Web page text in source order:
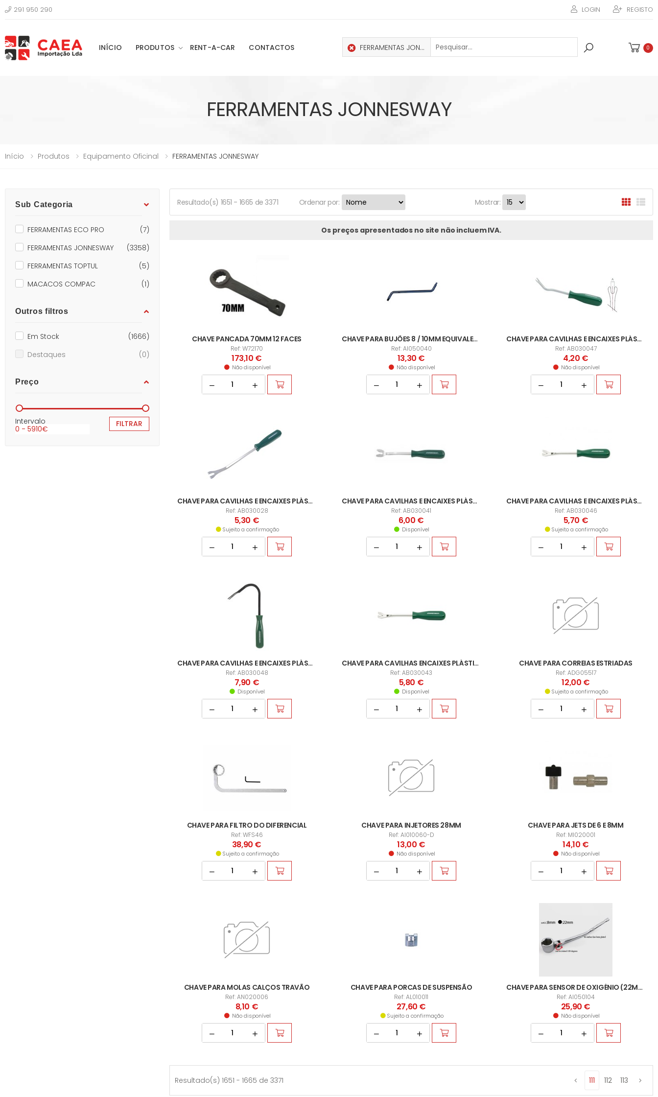
291 950 290 LOGIN REGISTO
INÍCIO PRODUTOS RENT-A-CAR CONTACTOS 0
FERRAMENTAS JONNESWAY
FERRAMENTAS JONNESWAY
Início Produtos Equipamento Oficinal FERRAMENTAS JONNESWAY
Resultado(s) 1651 - 1665 de 3371 Ordenar por: Mostrar:
Os preços apresentados no site não incluem IVA.
CHAVE PANCADA 70MM 12 FACES
Ref: W72170
173,10 €
Não disponível
CHAVE PARA BUJÕES 8 / 10MM EQUIVALENCIA
Ref: AI050040
13,30 €
Não disponível
CHAVE PARA CAVILHAS E ENCAIXES PLÁSTICOS
Ref: AB030047
4,20 €
Não disponível
CHAVE PARA CAVILHAS E ENCAIXES PLÁSTICOS
Ref: AB030028
5,30 €
Sujeito a confirmação
CHAVE PARA CAVILHAS E ENCAIXES PLÁSTICOS
Ref: AB030041
6,00 €
Disponível
CHAVE PARA CAVILHAS E ENCAIXES PLÁSTICOS EXP2
Ref: AB030046
5,70 €
Sujeito a confirmação
CHAVE PARA CAVILHAS E ENCAIXES PLÁSTICOS (EXP2)
Ref: AB030048
7,90 €
Disponível
CHAVE PARA CAVILHAS ENCAIXES PLÁSTICOS "V"
Ref: AB030043
5,80 €
Disponível
CHAVE PARA CORREIAS ESTRIADAS
Ref: ADG05517
12,00 €
Sujeito a confirmação
CHAVE PARA FILTRO DO DIFERENCIAL
Ref: WFS46
38,90 €
Sujeito a confirmação
CHAVE PARA INJETORES 28MM
Ref: AI010060-D
13,00 €
Não disponível
CHAVE PARA JETS DE 6 E 8MM
Ref: MI020001
14,10 €
Não disponível
CHAVE PARA MOLAS CALÇOS TRAVÃO
Ref: AN020006
8,10 €
Não disponível
CHAVE PARA PORCAS DE SUSPENSÃO
Ref: AL010011
27,60 €
Sujeito a confirmação
CHAVE PARA SENSOR DE OXIGÉNIO (22MM)
Ref: AI050104
25,90 €
Não disponível
Resultado(s) 1651 - 1665 de 3371 111 112 113
Sub Categoria
FERRAMENTAS ECO PRO
(7)
FERRAMENTAS JONNESWAY
(3358)
FERRAMENTAS TOPTUL
(5)
MACACOS COMPAC
(1)
Outros filtros
Em Stock
(1666)
Destaques
(0)
Preço
Intervalo FILTRAR